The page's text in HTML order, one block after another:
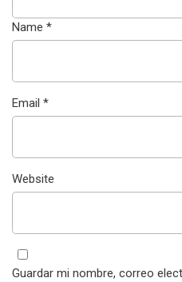
Name *
Email *
Website
Guardar mi nombre, correo